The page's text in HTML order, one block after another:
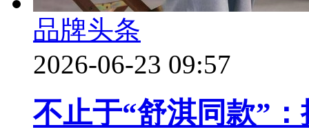
品牌头条
2026-06-23 09:57
不止于“舒淇同款”